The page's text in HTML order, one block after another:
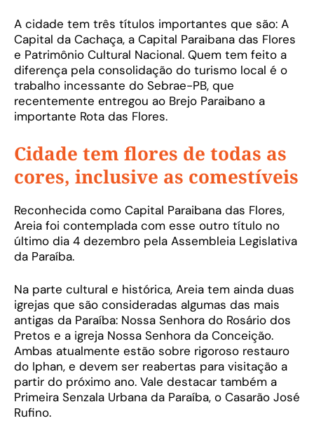
A cidade tem três títulos importantes que são: A
Capital da Cachaça, a Capital Paraibana das Flores
e Patrimônio Cultural Nacional. Quem tem feito a
diferença pela consolidação do turismo local é o
trabalho incessante do Sebrae-PB, que
recentemente entregou ao Brejo Paraibano a
importante Rota das Flores.
Cidade tem flores de todas as
cores, inclusive as comestíveis
Reconhecida como Capital Paraibana das Flores,
Areia foi contemplada com esse outro título no
último dia 4 dezembro pela Assembleia Legislativa
da Paraíba.
Na parte cultural e histórica, Areia tem ainda duas
igrejas que são consideradas algumas das mais
antigas da Paraíba: Nossa Senhora do Rosário dos
Pretos e a igreja Nossa Senhora da Conceição.
Ambas atualmente estão sobre rigoroso restauro
do Iphan, e devem ser reabertas para visitação a
partir do próximo ano. Vale destacar também a
Primeira Senzala Urbana da Paraíba, o Casarão José
Rufino.